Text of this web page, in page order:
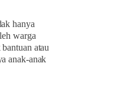
hanya
warga
atau
anak-anak